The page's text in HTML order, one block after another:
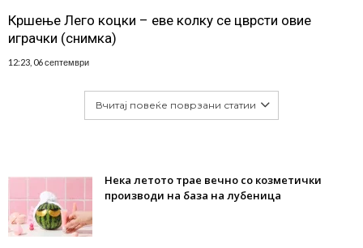
Кршење Лего коцки – еве колку се цврсти овие
играчки (снимка)
12:23, 06 септември
Вчитај повеќе поврзани статии
Нека летото трае вечно со козметички
производи на база на лубеница